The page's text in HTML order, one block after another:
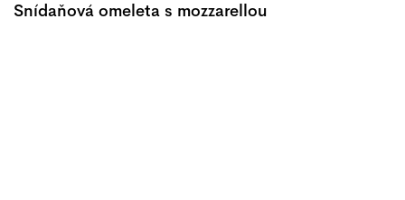
Snídaňová omeleta s mozzarellou